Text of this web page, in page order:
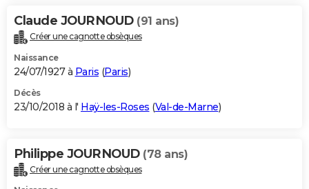
Claude JOURNOUD (91 ans)
Créer une cagnotte obsèques
Naissance
24/07/1927 à Paris (Paris)
Décès
23/10/2018 à l' Haÿ-les-Roses (Val-de-Marne)
Philippe JOURNOUD (78 ans)
Créer une cagnotte obsèques